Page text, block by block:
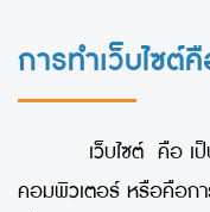
การทำเว็บไซต์คื
เว็บไซต์ คือ เป็นสื่
คอมพิวเตอร์ หรือคือกา